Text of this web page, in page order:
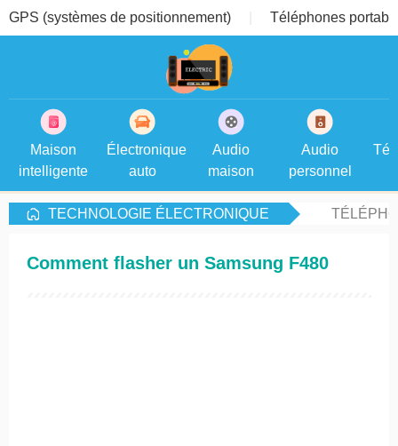
GPS (systèmes de positionnement) Téléphones
Maison
intelligente
Électronique
auto
Audio
maison
Audio
personnel
TECHNOLOGIE ÉLECTRONIQUE
Comment flasher un Samsung F480